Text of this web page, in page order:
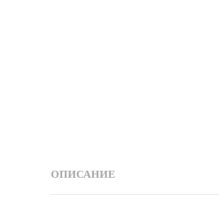
ОПИСАНИЕ